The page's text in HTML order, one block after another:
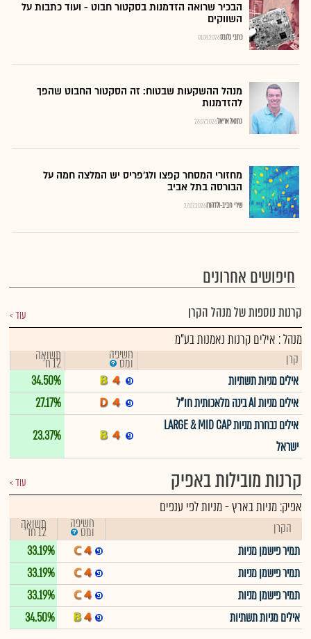
הבכיר שרואה הזדמנות בסקטור חבוט - ועוד כתבות על
השווקים
01.08.2026כתבי גלובס
מנהל ההשקעות שבטוח: זה הסקטור החבוט שהפך
להזדמנות
28.07.2026נתנאל אריאל
מחזורי המסחר קפצו ולג'פריס יש המלצה חמה על
הבורסה בתל אביב
27.07.2026שירי חביב-ולדהורן
חיפושים אחרונים
קרנות נוספות של מנהל הקרן עוד
מנהל : אילים קרנות נאמנות בע"מ
קרן חשיפה
ומס תשואה
12 ח'
אילים מניות תשתיות
34.50%
אילים מניות AI בינה מלאכותית חו"ל
27.17%
אילים נבחרת מניות LARGE & MID CAP
ישראל
23.37%
קרנות מובילות באפיק עוד
אפיק:מניות בארץ-מניות לפי ענפים
הקרן חשיפה
ומס תשואה
12 חד'
תמיר פישמן מניות
33.19%
תמיר פישמן מניות
33.19%
תמיר פישמן מניות
33.19%
אילים מניות תשתיות
34.50%